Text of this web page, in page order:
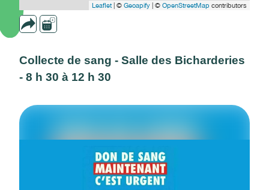
Leaflet| © Geoapify | © OpenStreetMap contributors
Collecte de sang - Salle des Bicharderies
- 8 h 30 à 12 h 30